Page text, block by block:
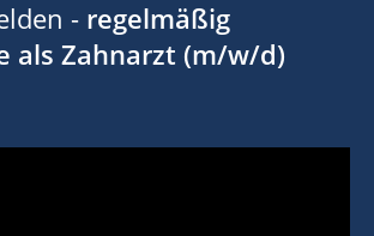
- regelmäßig
als Zahnarzt (m/w/d)